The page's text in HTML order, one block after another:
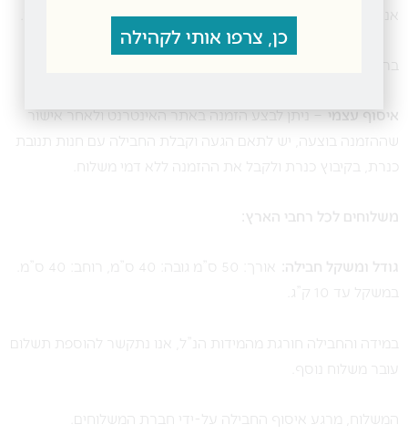
אנחנו ב”תנובת כנרת” שמים דגש על שירות ברמה הגבוהה ביותר.
איסוף עצמי– ניתן לבצע הזמנה באתר האינטרנט ולאחר אישור
שההזמנה בוצעה, יש לתאם הגעה וקבלת החבילה עם חנות תנובת
כנרת, בקיבוץ כנרת ולקבל את ההזמנה ללא דמי משלוח.
משלוחים לכל רחבי הארץ:
גודל ומשקל חבילה:
אורך: 50 ס”מ גובה: 40 ס”מ, רוחב: 40 ס”מ.
במשקל עד 10 ק”ג.
במידה והחבילה חורגת מהמידות הנ”ל, אנו נתקשר להוספת תשלום
עובר משלוח נוסף.
המשלוח, מרגע איסוף החבילה על-ידי חברת המשלוחים.
כן, צרפו אותי לקהילה